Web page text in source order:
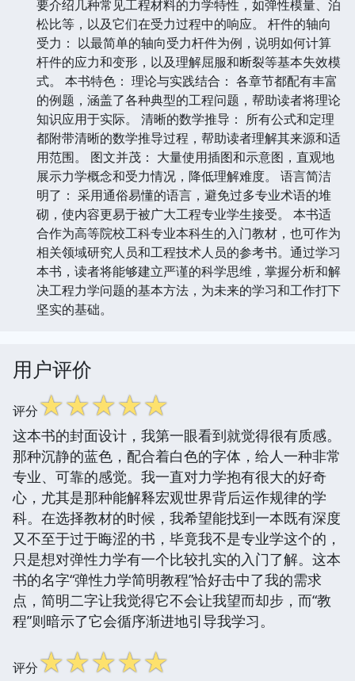
要介绍几种常见工程材料的力学特性，如弹性模量、泊
松比等，以及它们在受力过程中的响应。 杆件的轴向
受力： 以最简单的轴向受力杆件为例，说明如何计算
杆件的应力和变形，以及理解屈服和断裂等基本失效模
式。 本书特色： 理论与实践结合： 各章节都配有丰富
的例题，涵盖了各种典型的工程问题，帮助读者将理论
知识应用于实际。 清晰的数学推导： 所有公式和定理
都附带清晰的数学推导过程，帮助读者理解其来源和适
用范围。 图文并茂： 大量使用插图和示意图，直观地
展示力学概念和受力情况，降低理解难度。 语言简洁
明了： 采用通俗易懂的语言，避免过多专业术语的堆
砌，使内容更易于被广大工程专业学生接受。 本书适
合作为高等院校工科专业本科生的入门教材，也可作为
相关领域研究人员和工程技术人员的参考书。通过学习
本书，读者将能够建立严谨的科学思维，掌握分析和解
决工程力学问题的基本方法，为未来的学习和工作打下
坚实的基础。
用户评价
评分☆☆☆☆☆
这本书的封面设计，我第一眼看到就觉得很有质感。
那种沉静的蓝色，配合着白色的字体，给人一种非常
专业、可靠的感觉。我一直对力学抱有很大的好奇
心，尤其是那种能解释宏观世界背后运作规律的学
科。在选择教材的时候，我希望能找到一本既有深度
又不至于过于晦涩的书，毕竟我不是专业学这个的，
只是想对弹性力学有一个比较扎实的入门了解。这本
书的名字“弹性力学简明教程”恰好击中了我的需求
点，简明二字让我觉得它不会让我望而却步，而“教
程”则暗示了它会循序渐进地引导我学习。
评分☆☆☆☆☆